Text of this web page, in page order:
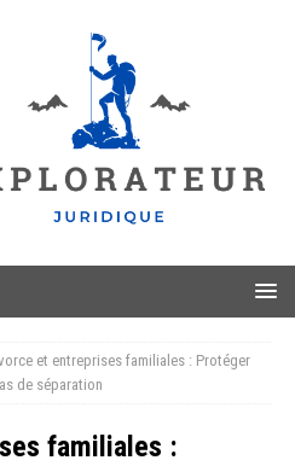
et entreprises familiales : Protéger
de séparation
familiales :